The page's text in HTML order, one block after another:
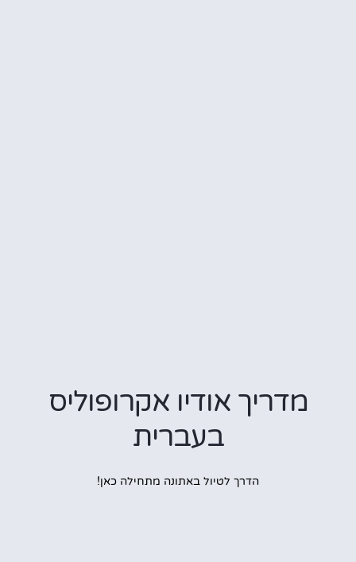
אודיו אקרופוליס
בעברית
הדרך לטיול באתונה מתחילה כאן!